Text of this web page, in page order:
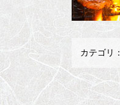
カテゴリ：